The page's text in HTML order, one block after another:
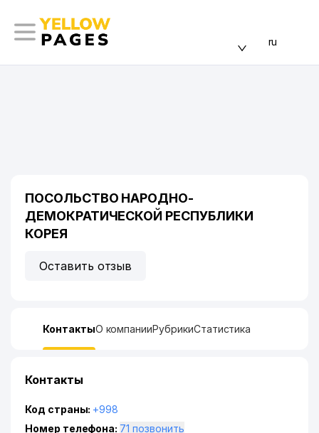
ru
ПОСОЛЬСТВО НАРОДНО-
ДЕМОКРАТИЧЕСКОЙ РЕСПУБЛИКИ
КОРЕЯ
Оставить отзыв
КонтактыО компанииРубрикиСтатистика
Контакты
Код страны: +998
Номер телефона:
71 позвонить